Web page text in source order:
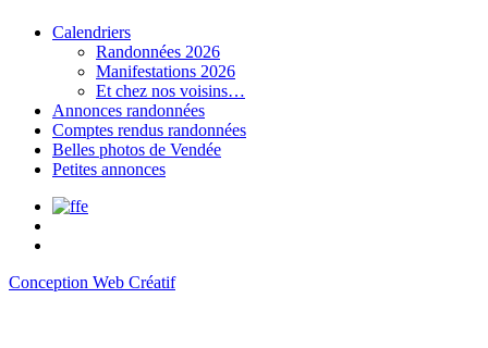
Calendriers
Randonnées 2026
Manifestations 2026
Et chez nos voisins…
Annonces randonnées
Comptes rendus randonnées
Belles photos de Vendée
Petites annonces
Conception Web Créatif